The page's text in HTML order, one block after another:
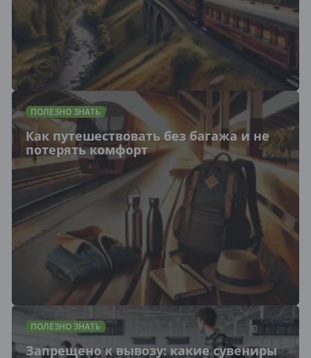
ПОЛЕЗНО ЗНАТЬ
Как путешествовать без багажа и не
потерять комфорт
ПОЛЕЗНО ЗНАТЬ
Запрещено к вывозу: какие сувениры